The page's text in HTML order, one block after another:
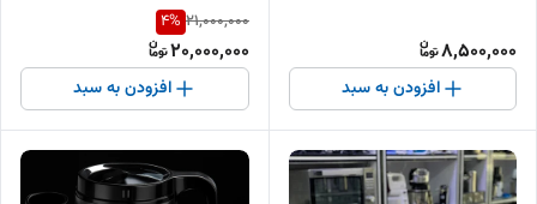
8,500,000
افزودن به سبد
21,000,000
4%
20,000,000
افزودن به سبد